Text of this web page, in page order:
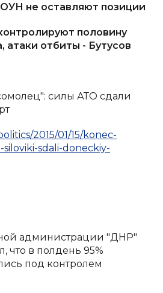
не оставляют позиции
половину
атаки отбиты - Бутусов
силы АТО сдали
2015/01/15/konec-
sdali-doneckiy-
администрации "ДНР"
что в полдень 95%
под контролем